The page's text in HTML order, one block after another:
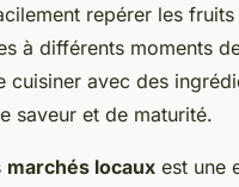
repérer les fruits
à différents moments
cuisiner avec des
saveur et de maturité.
marchés locaux est une